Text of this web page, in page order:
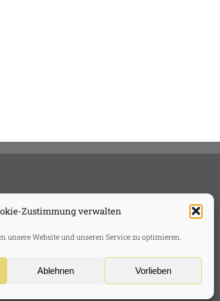
Zustimmung verwalten
unsere Website und unseren Service zu optimieren.
Ablehnen Vorlieben